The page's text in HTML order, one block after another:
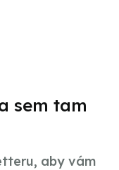
sem tam
aby vám